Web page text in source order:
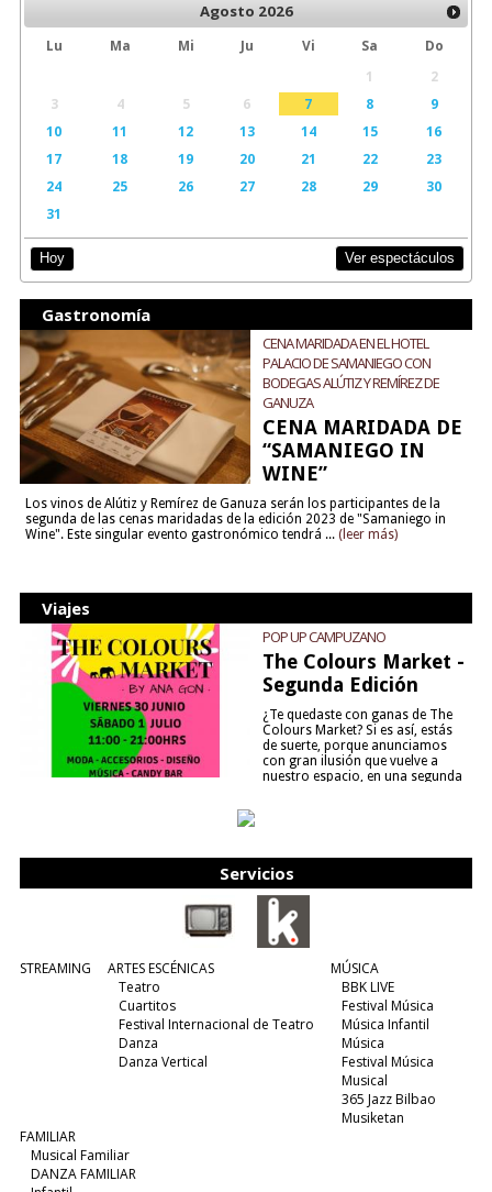
Agosto 2026
Lu Ma Mi Ju Vi Sa
Do
1
2
3
4 5 6 7 8
9
10
11 12 13 14 15
16
17
18 19 20 21 22
23
24
25 26 27 28 29
30
31
Hoy Ver espectáculos
Gastronomía
CENA MARIDADA EN EL HOTEL
PALACIO DE SAMANIEGO CON
BODEGAS ALÚTIZ Y REMÍREZ DE
GANUZA
CENA MARIDADA DE
“SAMANIEGO IN
WINE”
Los vinos de Alútiz y Remírez de Ganuza serán los participantes de la
segunda de las cenas maridadas de la edición 2023 de "Samaniego in
Wine". Este singular evento gastronómico tendrá ... (leer más)
Viajes
POP UP CAMPUZANO
The Colours Market -
Segunda Edición
¿Te quedaste con ganas de The
Colours Market? Si es así, estás
de suerte, porque anunciamos
con gran ilusión que vuelve a
nuestro espacio, en una segunda
Servicios
STREAMING
ARTES ESCÉNICAS
Teatro
Cuartitos
Festival Internacional de Teatro
Danza
Danza Vertical
MÚSICA
BBK LIVE
Festival Música
Música Infantil
Música
Festival Música
Musical
365 Jazz Bilbao
Musiketan
FAMILIAR
Musical Familiar
DANZA FAMILIAR